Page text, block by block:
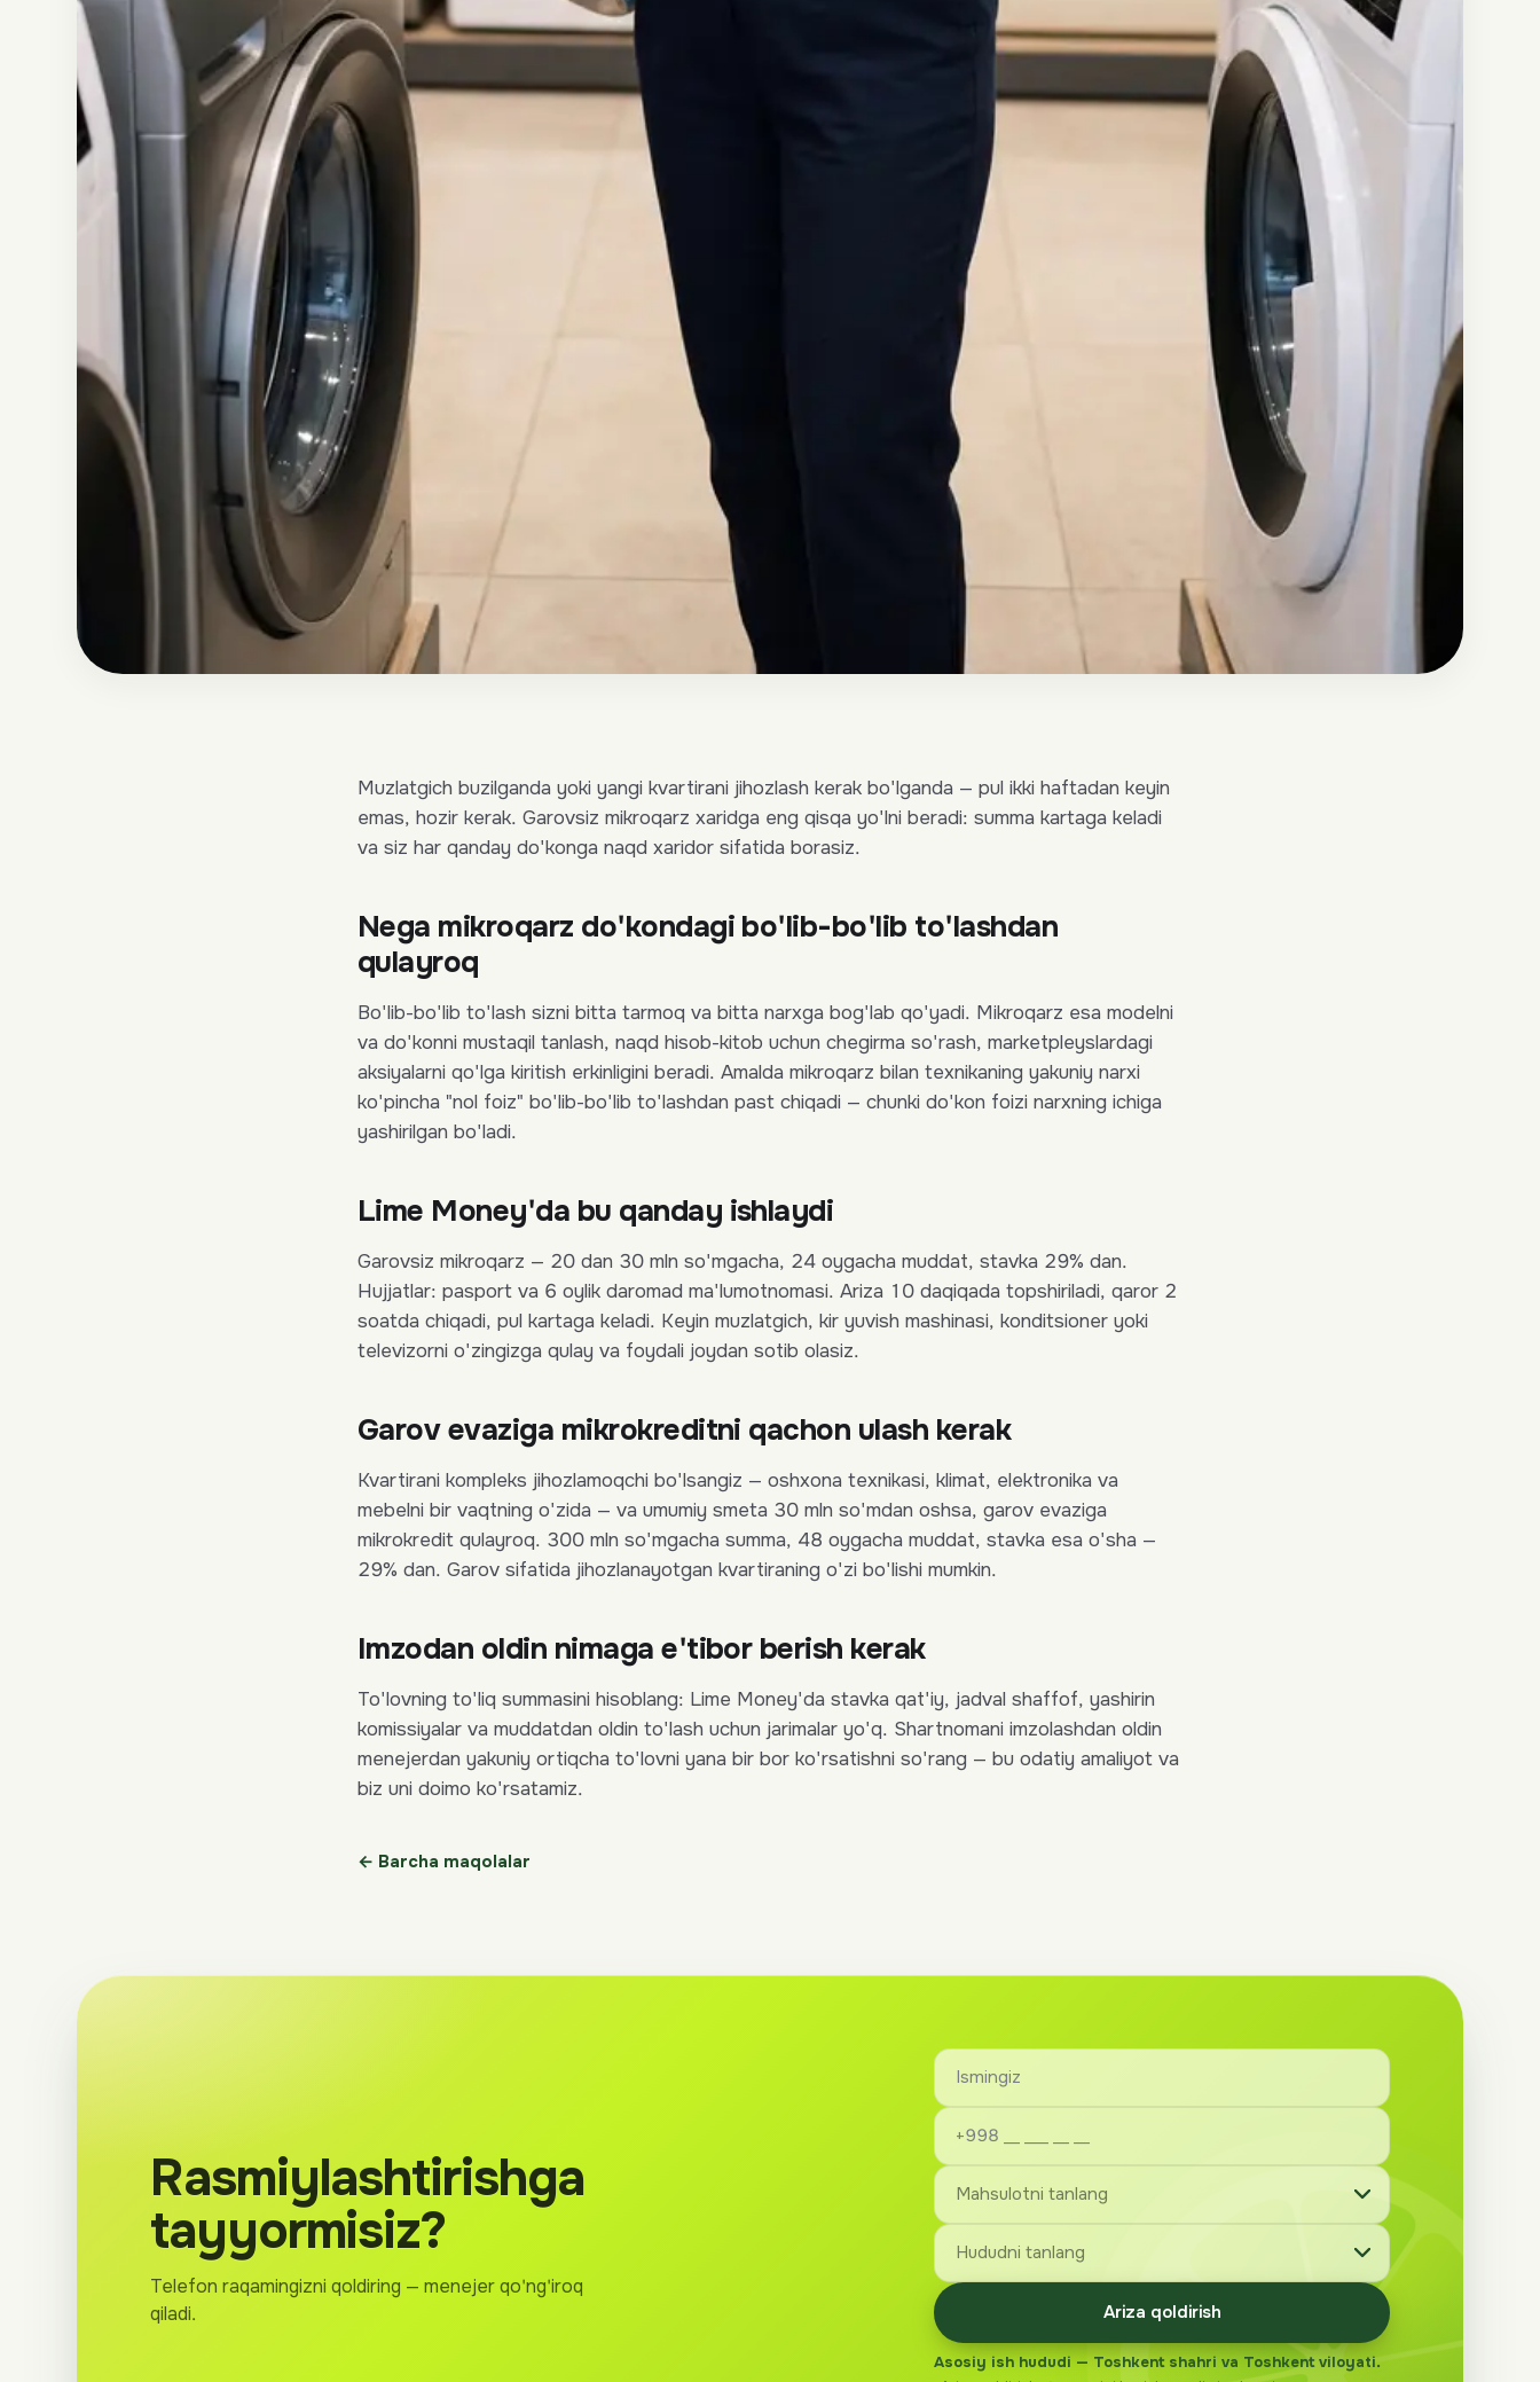
Muzlatgich buzilganda yoki yangi kvartirani jihozlash kerak bo'lganda — pul ikki haftadan keyin
emas, hozir kerak. Garovsiz mikroqarz xaridga eng qisqa yo'lni beradi: summa kartaga keladi
va siz har qanday do'konga naqd xaridor sifatida borasiz.
Nega mikroqarz do'kondagi bo'lib-bo'lib to'lashdan
qulayroq
Bo'lib-bo'lib to'lash sizni bitta tarmoq va bitta narxga bog'lab qo'yadi. Mikroqarz esa modelni
va do'konni mustaqil tanlash, naqd hisob-kitob uchun chegirma so'rash, marketpleyslardagi
aksiyalarni qo'lga kiritish erkinligini beradi. Amalda mikroqarz bilan texnikaning yakuniy narxi
ko'pincha "nol foiz" bo'lib-bo'lib to'lashdan past chiqadi — chunki do'kon foizi narxning ichiga
yashirilgan bo'ladi.
Lime Money'da bu qanday ishlaydi
Garovsiz mikroqarz — 20 dan 30 mln so'mgacha, 24 oygacha muddat, stavka 29% dan.
Hujjatlar: pasport va 6 oylik daromad ma'lumotnomasi. Ariza 10 daqiqada topshiriladi, qaror 2
soatda chiqadi, pul kartaga keladi. Keyin muzlatgich, kir yuvish mashinasi, konditsioner yoki
televizorni o'zingizga qulay va foydali joydan sotib olasiz.
Garov evaziga mikrokreditni qachon ulash kerak
Kvartirani kompleks jihozlamoqchi bo'lsangiz — oshxona texnikasi, klimat, elektronika va
mebelni bir vaqtning o'zida — va umumiy smeta 30 mln so'mdan oshsa, garov evaziga
mikrokredit qulayroq. 300 mln so'mgacha summa, 48 oygacha muddat, stavka esa o'sha —
29% dan. Garov sifatida jihozlanayotgan kvartiraning o'zi bo'lishi mumkin.
Imzodan oldin nimaga e'tibor berish kerak
To'lovning to'liq summasini hisoblang: Lime Money'da stavka qat'iy, jadval shaffof, yashirin
komissiyalar va muddatdan oldin to'lash uchun jarimalar yo'q. Shartnomani imzolashdan oldin
menejerdan yakuniy ortiqcha to'lovni yana bir bor ko'rsatishni so'rang — bu odatiy amaliyot va
biz uni doimo ko'rsatamiz.
← Barcha maqolalar
Rasmiylashtirishga
tayyormisiz?
Telefon raqamingizni qoldiring — menejer qo'ng'iroq
qiladi.
Ariza qoldirish
Asosiy ish hududi — Toshkent shahri va Toshkent viloyati.